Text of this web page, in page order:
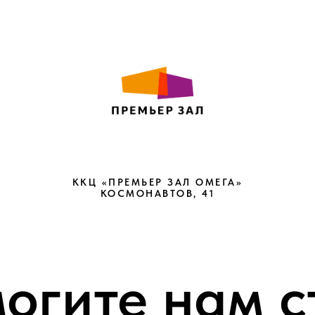
ККЦ «ПРЕМЬЕР ЗАЛ ОМЕГА»
КОСМОНАВТОВ, 41
нам